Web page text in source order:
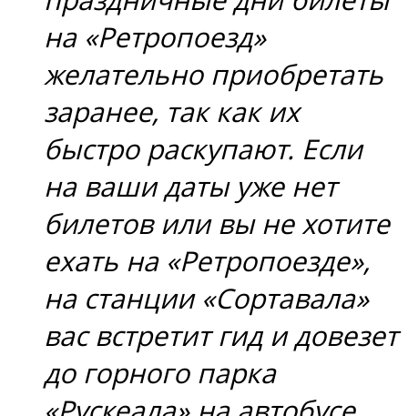
на «Ретропоезд»
желательно приобретать
заранее, так как их
быстро раскупают. Если
на ваши даты уже нет
билетов или вы не хотите
ехать на «Ретропоезде»,
на станции «Сортавала»
вас встретит гид и довезет
до горного парка